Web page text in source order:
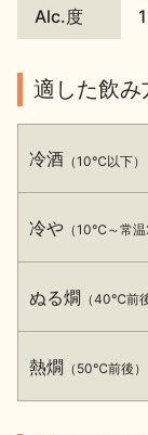
日本酒の楽しみ方特
地酒・
イベント情報TOP
Alc.度
適した飲み
冷酒 （10℃以下）
冷や （10℃～常
ぬる燗 （40℃前後
熱燗 （50℃前後）